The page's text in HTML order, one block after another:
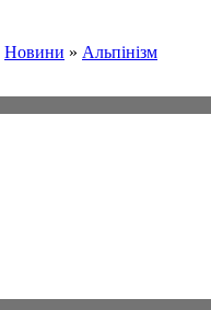
Новини » Альпінізм